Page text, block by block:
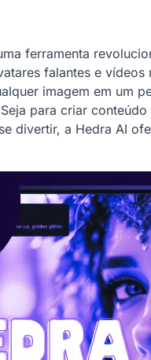
ferramenta
falantes e
imagem em um
para criar
divertir, a Hedra AI